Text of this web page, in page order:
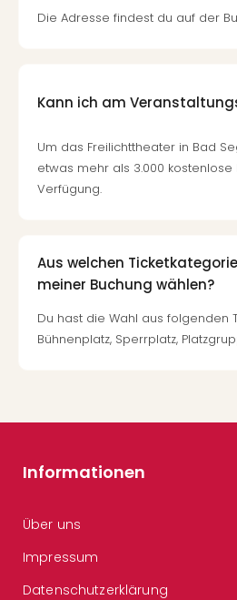
Die Adresse findest du auf der
Kann ich am
Um das Freilichttheater in Bad
etwas mehr als 3.000 kostenlose
Verfügung.
Aus welchen
meiner Buchung wählen?
Du hast die Wahl aus folgenden
Bühnenplatz, Sperrplatz,
Informationen
Über uns
Impressum
Datenschutzerklärung